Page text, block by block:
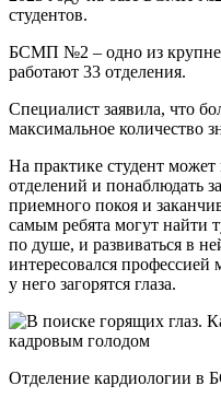
студентов.
БСМП №2 – одно из
работают 33 отделения.
Специалист заявила, что
максимальное количество
На практике студент может
отделений и понаблюдать
приемного покоя и
самым ребята могут найти
по душе, и развиваться в
интересовался профессией
у него загорятся глаза.
Отделение кардиологии в